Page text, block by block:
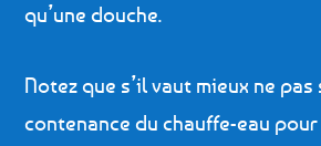
qu’une douche.
Notez que s’il vaut mieux ne
contenance du chauffe-eau